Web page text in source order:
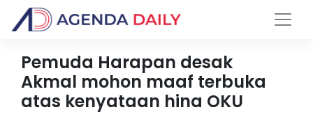
Pemuda Harapan desak
Akmal mohon maaf terbuka
atas kenyataan hina OKU